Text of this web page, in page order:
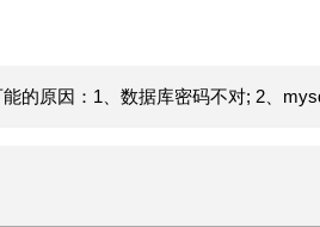
的原因：1、数据库密码不对; 2、